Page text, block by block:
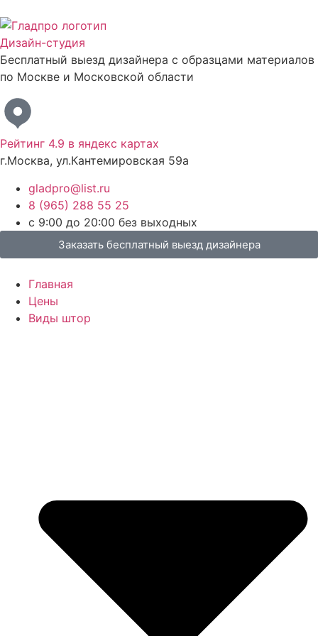
Дизайн-студия
Бесплатный выезд дизайнера с образцами материалов
по Москве и Московской области
Рейтинг 4.9 в яндекс картах
г.Москва, ул.Кантемировская 59а
gladpro@list.ru
8 (965) 288 55 25
с 9:00 до 20:00 без выходных
Заказать бесплатный выезд дизайнера
Главная
Цены
Виды штор